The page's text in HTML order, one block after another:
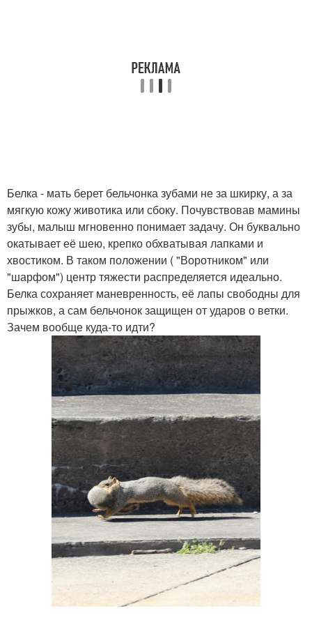
Белка - мать берет бельчонка зубами не за шкирку, а за
мягкую кожу животика или сбоку. Почувствовав мамины
зубы, малыш мгновенно понимает задачу. Он буквально
окатывает её шею, крепко обхватывая лапками и
хвостиком. В таком положении ( "Воротником" или
"шарфом") центр тяжести распределяется идеально.
Белка сохраняет маневренность, её лапы свободны для
прыжков, а сам бельчонок защищен от ударов о ветки.
Зачем вообще куда-то идти?